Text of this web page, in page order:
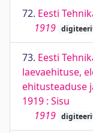
72. Eesti
1919
73. Eesti
laevaehituse,
ehitusteaduse
1919 : Sisu
1919